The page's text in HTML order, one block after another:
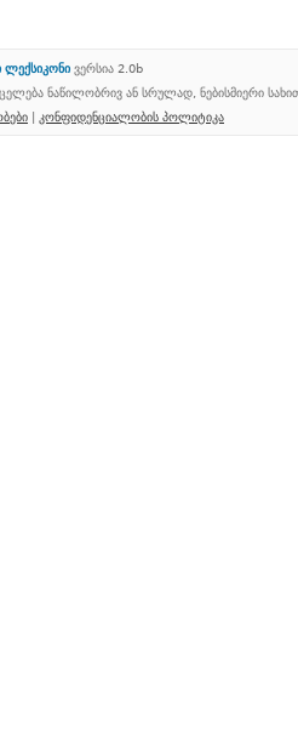
ვერსია 2.0b
ნაწილობრივ ან სრულად, ნებისმიერი
| კონფიდენციალობის პოლიტიკა